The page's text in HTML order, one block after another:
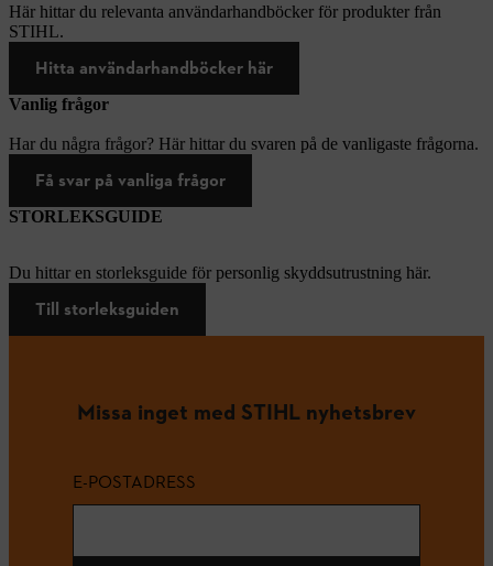
Här hittar du relevanta användarhandböcker för produkter från
STIHL.
Hitta användarhandböcker här
Vanlig frågor
Har du några frågor? Här hittar du svaren på de vanligaste frågorna.
Få svar på vanliga frågor
STORLEKSGUIDE
Du hittar en storleksguide för personlig skyddsutrustning här.
Till storleksguiden
Missa inget med STIHL nyhetsbrev
E-POSTADRESS